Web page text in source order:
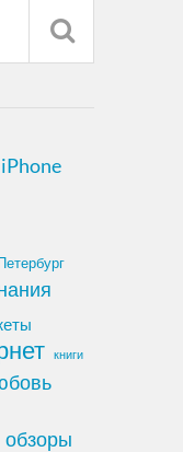
iPhone
книги
обзоры